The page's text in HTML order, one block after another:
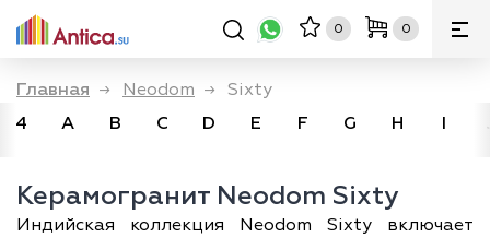
0 0
Главная → Neodom → Sixty
4
A B C D E F G H I
Керамогранит Neodom Sixty
Индийская коллекция Neodom Sixty включает